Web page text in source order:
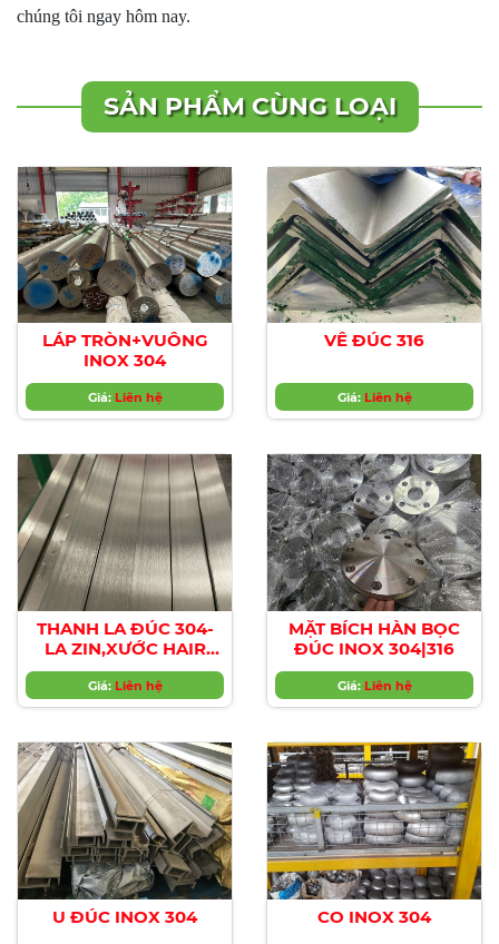
chúng tôi ngay hôm nay.
SẢN PHẨM CÙNG LOẠI
LÁP TRÒN+VUÔNG
INOX 304
Giá: Liên hệ
VÊ ĐÚC 316
Giá: Liên hệ
THANH LA ĐÚC 304-
LA ZIN,XƯỚC HAIR
LINE/No.1
Giá: Liên hệ
MẶT BÍCH HÀN BỌC
ĐÚC INOX 304|316
Giá: Liên hệ
U ĐÚC INOX 304 CO INOX 304